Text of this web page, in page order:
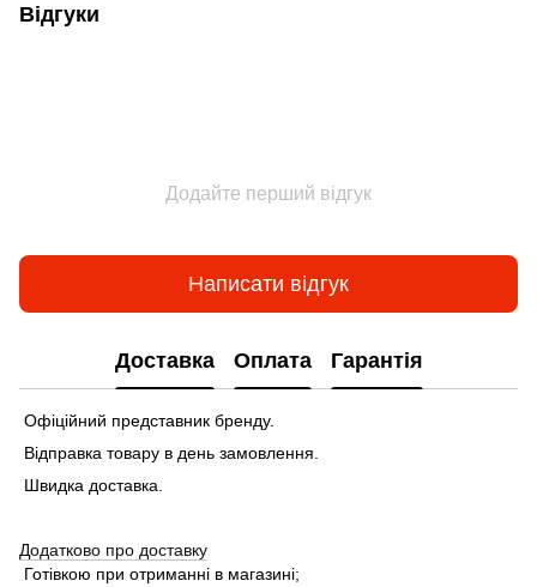
Відгуки
Додайте перший відгук
Написати відгук
Доставка Оплата Гарантія
Офіційний представник бренду.
Відправка товару в день замовлення.
Швидка доставка.
Додатково про доставку
Готівкою при отриманні в магазині;